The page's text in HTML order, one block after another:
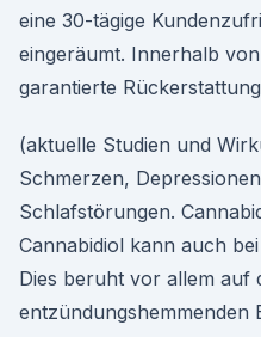
eine 30-tägige
eingeräumt. Innerhalb
garantierte
(aktuelle Studien und
Schmerzen,
Schlafstörungen.
Cannabidiol kann auch
Dies beruht vor allem auf
entzündungshemmenden